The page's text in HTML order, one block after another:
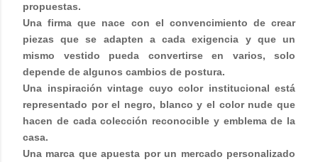
propuestas.
Una firma que nace con el convencimiento de crear
piezas que se adapten a cada exigencia y que un
mismo vestido pueda convertirse en varios, solo
depende de algunos cambios de postura.
Una inspiración vintage cuyo color institucional está
representado por el negro, blanco y el color nude que
hacen de cada colección reconocible y emblema de la
casa.
Una marca que apuesta por un mercado personalizado